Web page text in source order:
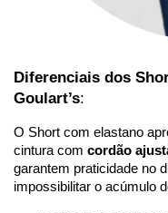
Diferenciais dos
Goulart’s:
O Short com elastano
cintura com cordão
garantem praticidade no
impossibilitar o acúmulo